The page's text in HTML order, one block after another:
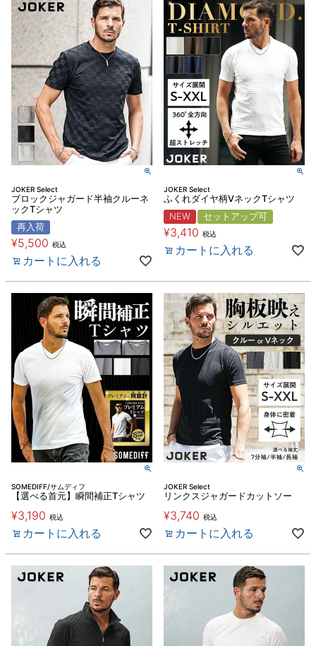
JOKER Select
ブロックジャガード半袖クルーネ
ックTシャツ
再入荷
¥5,500 税込
カートに入れる
JOKER Select
ふくれダイヤ柄VネックTシャツ
NEW
セットアップ可
¥3,410 税込
カートに入れる
SOMEDIFF/サムディフ
【選べる首元】瞬間補正Tシャツ
¥3,190 税込
カートに入れる
JOKER Select
リンクスジャガードカットソー
¥3,740 税込
カートに入れる